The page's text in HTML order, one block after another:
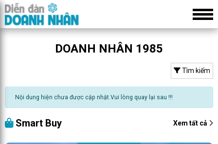
DOANH NHÂN 1985
Tìm kiếm
Nội dung hiện chưa được cập nhật.Vui lòng quay lại sau !!!
Smart Buy Xem tất cả